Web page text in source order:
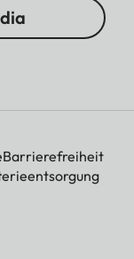
Barrierefreiheit